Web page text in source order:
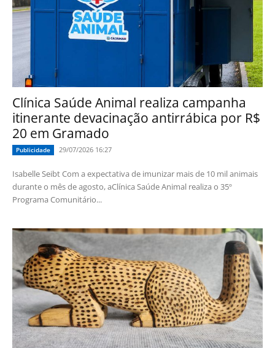
Clínica Saúde Animal realiza campanha
itinerante devacinação antirrábica por R$
20 em Gramado
Publicidade 29/07/2026 16:27
Isabelle Seibt Com a expectativa de imunizar mais de 10 mil animais
durante o mês de agosto, aClínica Saúde Animal realiza o 35º
Programa Comunitário...